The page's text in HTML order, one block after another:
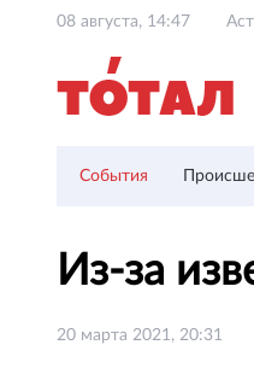
08 августа, 14:47
События
Из-за
20 марта 2021, 20:31